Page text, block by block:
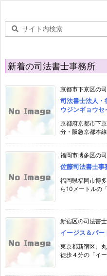
新着の司法書士事務所
京都市下京区の
司法書士法人・
ウジンギョウセ
京都府京都市下
分・阪急京都本
福岡市博多区の
佐藤司法書士事
福岡県福岡市博
ら10メートルの
新宿区の司法書
イージス＆パー
東京都新宿区、
徒歩４分の「イ